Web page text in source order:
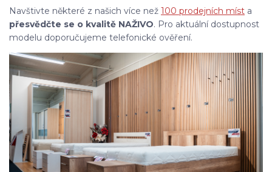
Navštivte některé z našich více než 100 prodejních míst a
přesvědčte se o kvalitě NAŽIVO. Pro aktuální dostupnost
modelu doporučujeme telefonické ověření.